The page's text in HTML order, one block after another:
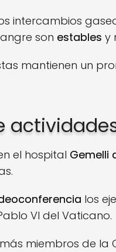
intercambios
son estables y
mantienen un
el hospital Gemelli
los
VI del Vaticano.
miembros de la